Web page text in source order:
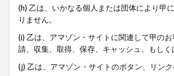
(h) 乙は、いかなる個人または団体により甲
りません。
(i) 乙は、アマゾン・サイトに関連して甲の
請、収集、取得、保存、キャッシュ、もしく
(j) 乙は、アマゾン・サイトのボタン、リン